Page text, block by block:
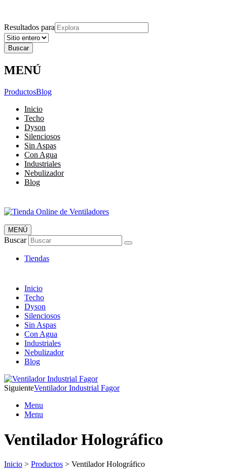
Resultados para
MENÚ
ProductosBlog
Inicio
Techo
Dyson
Silenciosos
Sin Aspas
Con Agua
Industriales
Nebulizador
Blog
Tienda Online de Ventiladores
Super Catálogo de Ofertas
MENÚ
Buscar
Tiendas
Inicio
Techo
Dyson
Silenciosos
Sin Aspas
Con Agua
Industriales
Nebulizador
Blog
SiguienteVentilador Industrial Fagor
Menu
Menu
Ventilador Holográfico
Inicio > Productos > Ventilador Holográfico